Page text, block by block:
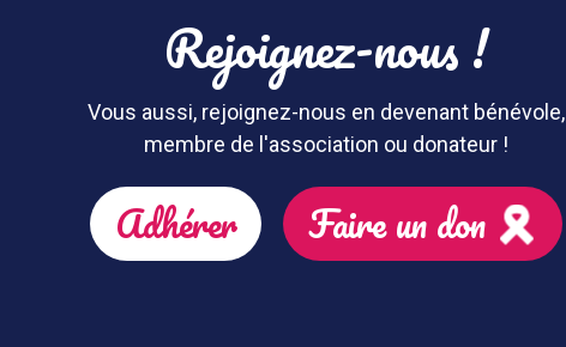
Rejoignez-nous !
Vous aussi, rejoignez-nous en devenant bénévole,
membre de l'association ou donateur !
Adhérer Faire un don